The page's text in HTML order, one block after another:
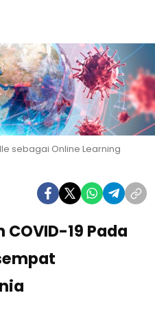
sebagai Online Learning
19 Pada